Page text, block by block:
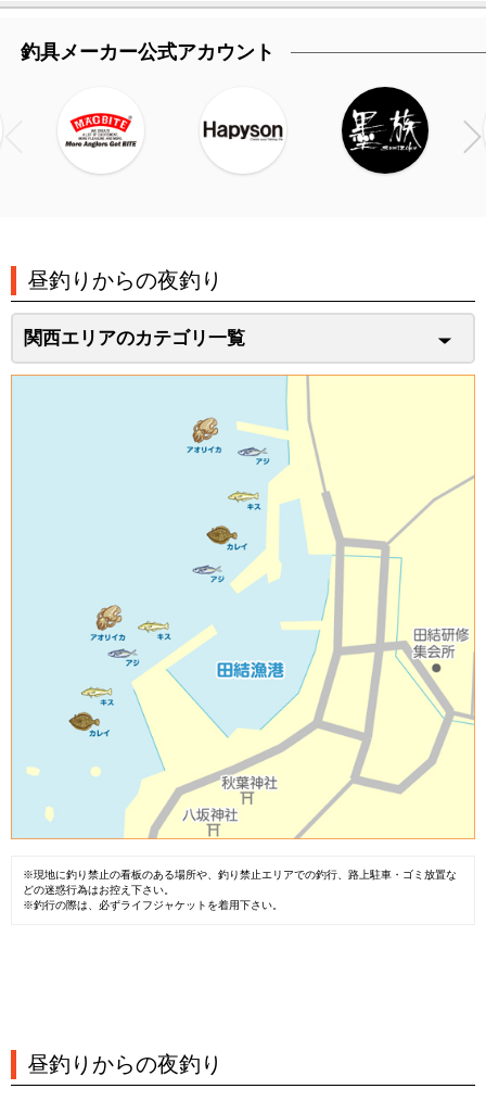
釣具メーカー公式アカウント
昼釣りからの夜釣り
関西エリアのカテゴリ一覧
※現地に釣り禁止の看板のある場所や、釣り禁止エリアでの釣行、路上駐車・ゴミ放置な
どの迷惑行為はお控え下さい。
※釣行の際は、必ずライフジャケットを着用下さい。
昼釣りからの夜釣り